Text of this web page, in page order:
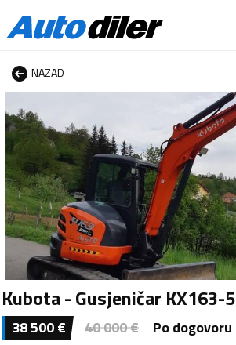
NAZAD
Kubota - Gusjeničar KX163-5
38 500€ 40 000€ Po dogovoru